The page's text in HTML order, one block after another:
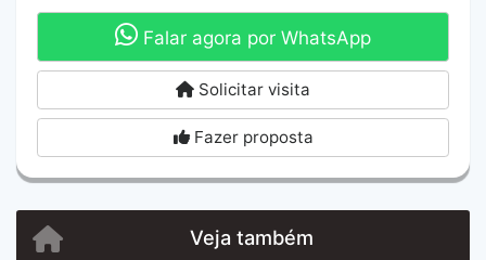
Falar agora por WhatsApp
Solicitar visita
Fazer proposta
Veja também